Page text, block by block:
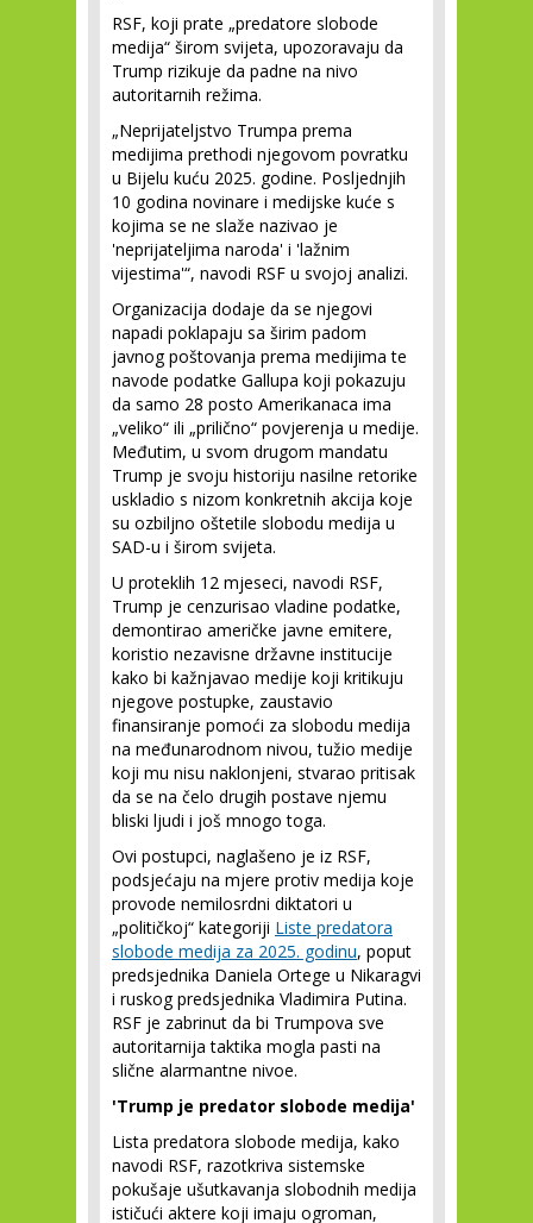
RSF, koji prate „predatore slobode
medija“ širom svijeta, upozoravaju da
Trump rizikuje da padne na nivo
autoritarnih režima.
„Neprijateljstvo Trumpa prema
medijima prethodi njegovom povratku
u Bijelu kuću 2025. godine. Posljednjih
10 godina novinare i medijske kuće s
kojima se ne slaže nazivao je
'neprijateljima naroda' i 'lažnim
vijestima'“, navodi RSF u svojoj analizi.
Organizacija dodaje da se njegovi
napadi poklapaju sa širim padom
javnog poštovanja prema medijima te
navode podatke Gallupa koji pokazuju
da samo 28 posto Amerikanaca ima
„veliko“ ili „prilično“ povjerenja u medije.
Međutim, u svom drugom mandatu
Trump je svoju historiju nasilne retorike
uskladio s nizom konkretnih akcija koje
su ozbiljno oštetile slobodu medija u
SAD-u i širom svijeta.
U proteklih 12 mjeseci, navodi RSF,
Trump je cenzurisao vladine podatke,
demontirao američke javne emitere,
koristio nezavisne državne institucije
kako bi kažnjavao medije koji kritikuju
njegove postupke, zaustavio
finansiranje pomoći za slobodu medija
na međunarodnom nivou, tužio medije
koji mu nisu naklonjeni, stvarao pritisak
da se na čelo drugih postave njemu
bliski ljudi i još mnogo toga.
Ovi postupci, naglašeno je iz RSF,
podsjećaju na mjere protiv medija koje
provode nemilosrdni diktatori u
„političkoj“ kategoriji Liste predatora
slobode medija za 2025. godinu, poput
predsjednika Daniela Ortege u Nikaragvi
i ruskog predsjednika Vladimira Putina.
RSF je zabrinut da bi Trumpova sve
autoritarnija taktika mogla pasti na
slične alarmantne nivoe.
'Trump je predator slobode medija'
Lista predatora slobode medija, kako
navodi RSF, razotkriva sistemske
pokušaje ušutkavanja slobodnih medija
ističući aktere koji imaju ogroman,